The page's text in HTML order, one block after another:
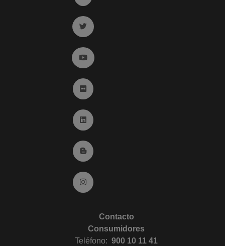
Ir a twitter (abre en ventana nueva)
Ir a YouTube (abre en ventana nueva)
Ir a Flickr (abre en ventana nueva)
Ir a Linkedin (abre en ventana nueva)
Ir al Blog (abre en ventana nueva)
Ir a Instagram (abre en ventana nueva)
Contacto
Consumidores
Teléfono: 900 10 11 41